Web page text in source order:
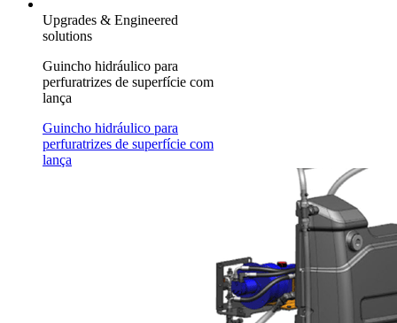
Upgrades & Engineered
solutions
Guincho hidráulico para
perfuratrizes de superfície com
lança
Guincho hidráulico para
perfuratrizes de superfície com
lança